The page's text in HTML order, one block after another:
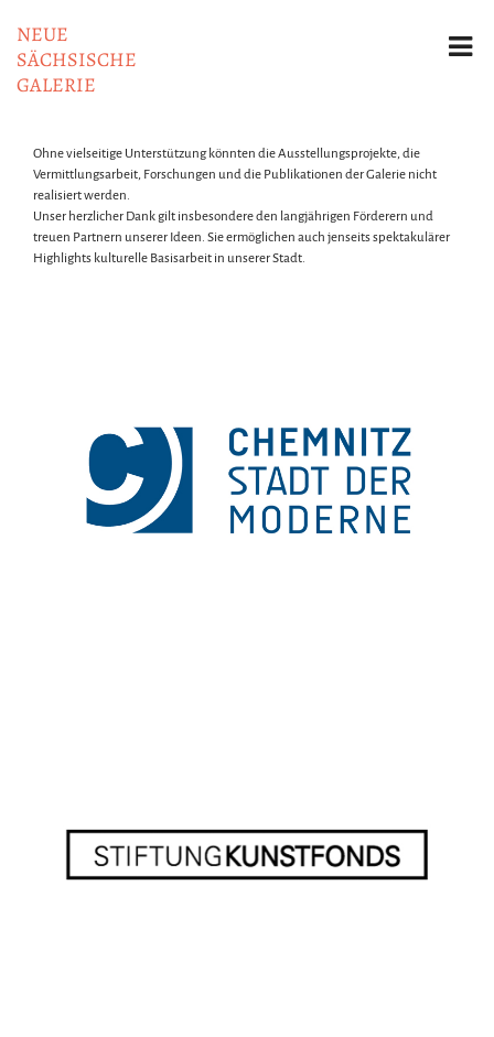
NEUE
SÄCHSISCHE
GALERIE
Ohne vielseitige Unterstützung könnten die Ausstellungsprojekte, die
Vermittlungsarbeit, Forschungen und die Publikationen der Galerie nicht
realisiert werden.
Unser herzlicher Dank gilt insbesondere den langjährigen Förderern und
treuen Partnern unserer Ideen. Sie ermöglichen auch jenseits spektakulärer
Highlights kulturelle Basisarbeit in unserer Stadt.